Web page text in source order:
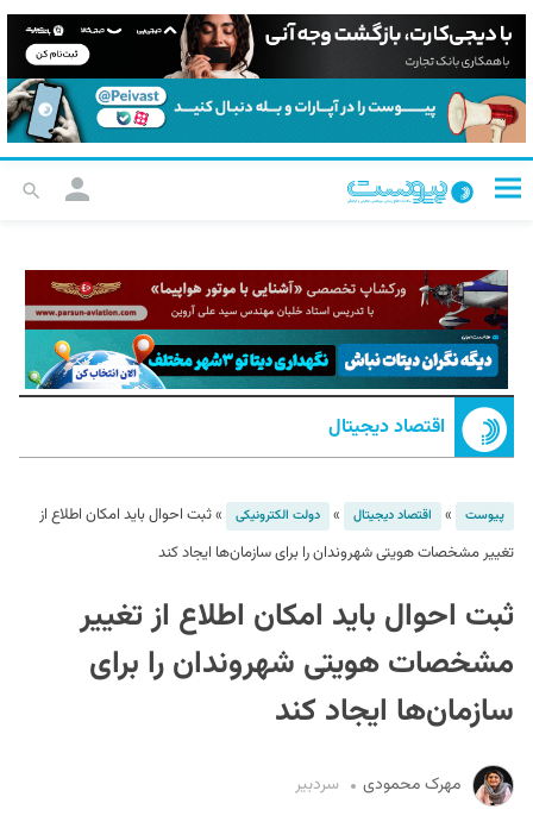
اقتصاد دیجیتال
پیوست » اقتصاد دیجیتال » دولت الکترونیکی »ثبت احوال باید امکان اطلاع از
تغییر مشخصات هویتی شهروندان را برای سازمان‌ها ایجاد کند
ثبت احوال باید امکان اطلاع از تغییر
مشخصات هویتی شهروندان را برای
سازمان‌ها ایجاد کند
مهرک محمودی سردبیر